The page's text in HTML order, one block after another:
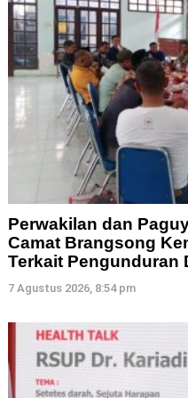
Perwakilan dan
Camat Brangsong
Terkait Pengunduran
7 Agustus 2026, 8:54 pm